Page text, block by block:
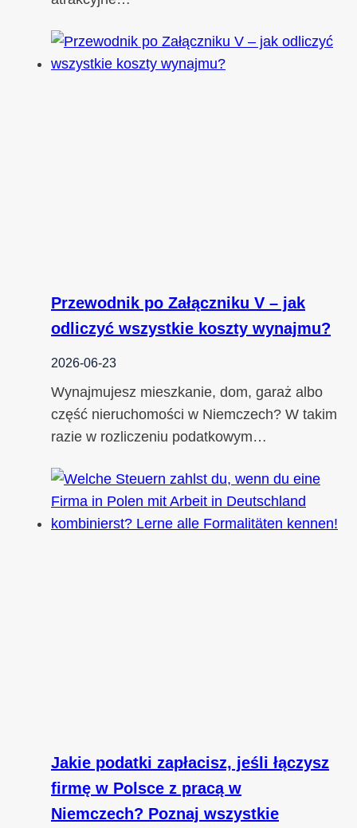
Przewodnik po Załączniku V – jak
odliczyć wszystkie koszty wynajmu?
2026-06-23
Wynajmujesz mieszkanie, dom, garaż albo
część nieruchomości w Niemczech? W takim
razie w rozliczeniu podatkowym…
Jakie podatki zapłacisz, jeśli łączysz
firmę w Polsce z pracą w
Niemczech? Poznaj wszystkie